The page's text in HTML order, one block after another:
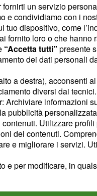
”.
un servizio
e condividiamo con i
dispositivo, come
fornito loro o che
“Accetta tutti” presente
dei dati personali
a destra), acconsenti
diversi dai tecnici.
Archiviare informazioni
pubblicità
Utilizzare
dei contenuti.
e migliorare i servizi.
per modificare, in